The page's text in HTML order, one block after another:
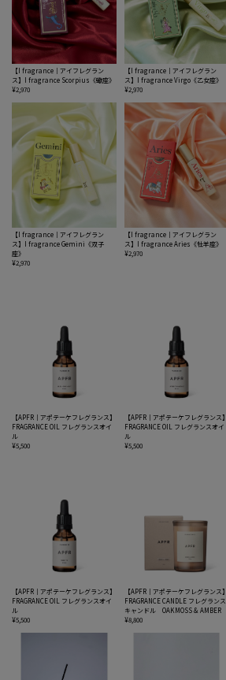
【I fragrance｜アイフレグラン
ス】I fragrance Scorpius《蠍座》
¥2,970
【I fragrance｜アイフレグラン
ス】I fragrance Virgo《乙女座》
¥2,970
【I fragrance｜アイフレグラン
ス】I fragrance Gemini《双子
座》
¥2,970
【I fragrance｜アイフレグラン
ス】I fragrance Aries《牡羊座》
¥2,970
【APFR｜アポテーケフレグランス】
FRAGRANCE OIL フレグランスオイ
ル
¥5,500
【APFR｜アポテーケフレグランス】
FRAGRANCE OIL フレグランスオイ
ル
¥5,500
【APFR｜アポテーケフレグランス】
FRAGRANCE OIL フレグランスオイ
ル
¥5,500
【APFR｜アポテーケフレグランス】
FRAGRANCE CANDLE フレグランス
キャンドル OAKMOSS & AMBER
¥8,800